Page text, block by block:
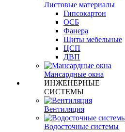
Листовые материалы
Гипсокартон
ОСБ
Фанера
Щиты мебельные
ЦСП
ДВП
Мансардные окна
ИНЖЕНЕРНЫЕ
СИСТЕМЫ
Вентиляция
Водосточные системы